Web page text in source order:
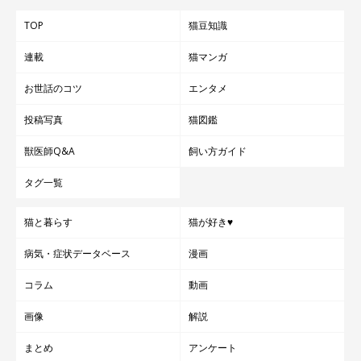
TOP 猫豆知識
連載 猫マンガ
お世話のコツ エンタメ
投稿写真 猫図鑑
獣医師Q&A 飼い方ガイド
タグ一覧
猫と暮らす 猫が好き♥
病気・症状データベース 漫画
コラム 動画
画像 解説
まとめ アンケート